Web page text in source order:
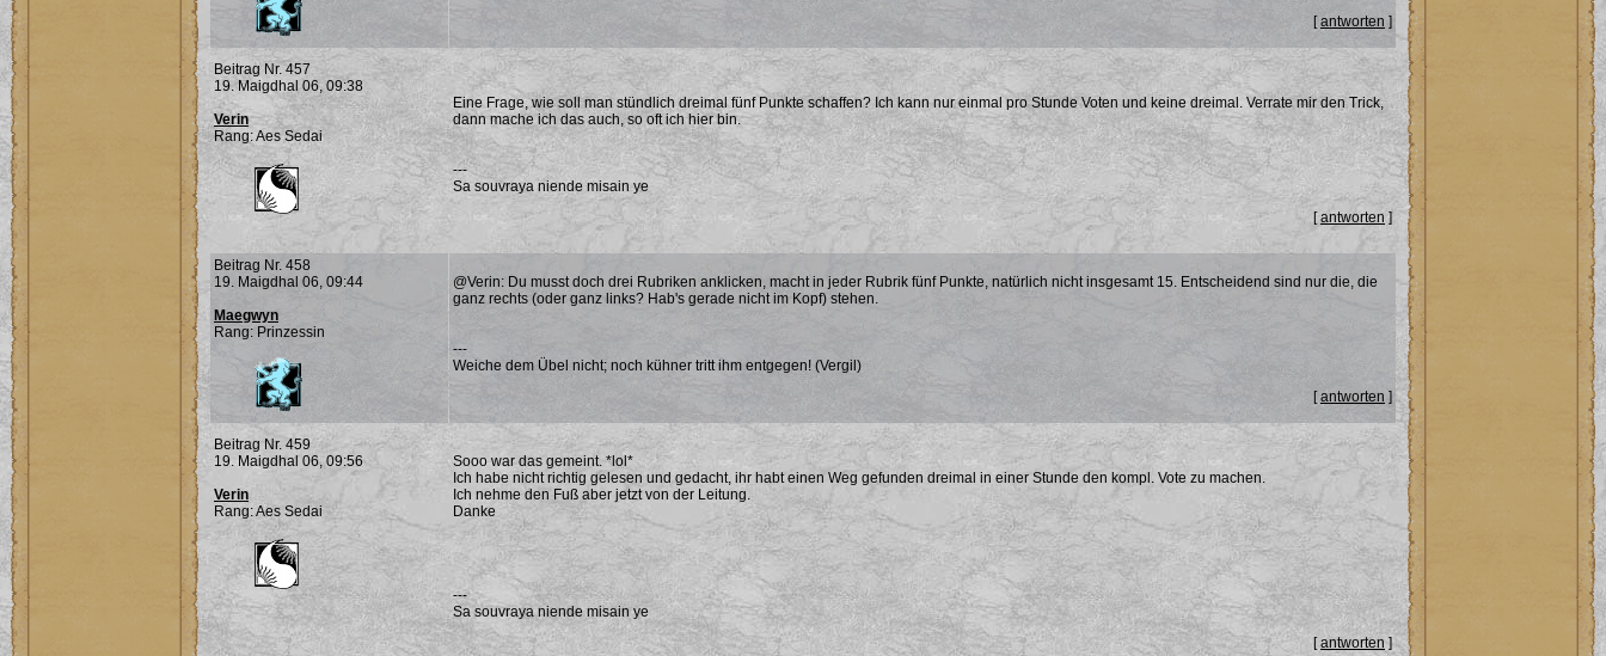
[antworten ]
Beitrag Nr. 457
19. Maigdhal 06, 09:38
Verin
Rang: Aes Sedai
Eine Frage, wie soll man stündlich dreimal fünf Punkte schaffen? Ich kann nur einmal pro Stunde Voten und keine dreimal. Verrate mir den Trick,
dann mache ich das auch, so oft ich hier bin.
---
Sa souvraya niende misain ye
[antworten ]
Beitrag Nr. 458
19. Maigdhal 06, 09:44
Maegwyn
Rang: Prinzessin
@Verin: Du musst doch drei Rubriken anklicken, macht in jeder Rubrik fünf Punkte, natürlich nicht insgesamt 15. Entscheidend sind nur die, die
ganz rechts (oder ganz links? Hab's gerade nicht im Kopf) stehen.
---
Weiche dem Übel nicht; noch kühner tritt ihm entgegen! (Vergil)
[antworten ]
Beitrag Nr. 459
19. Maigdhal 06, 09:56
Verin
Rang: Aes Sedai
Sooo war das gemeint. *lol*
Ich habe nicht richtig gelesen und gedacht, ihr habt einen Weg gefunden dreimal in einer Stunde den kompl. Vote zu machen.
Ich nehme den Fuß aber jetzt von der Leitung.
Danke
---
Sa souvraya niende misain ye
[antworten ]